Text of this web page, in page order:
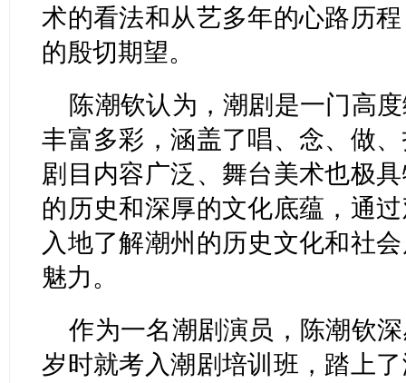
术的看法和从艺多年的心路历
的殷切期望。
陈潮钦认为，潮剧是一门高
丰富多彩，涵盖了唱、念、做
剧目内容广泛、舞台美术也极
的历史和深厚的文化底蕴，通
入地了解潮州的历史文化和社
魅力。
作为一名潮剧演员，陈潮钦
岁时就考入潮剧培训班，踏上